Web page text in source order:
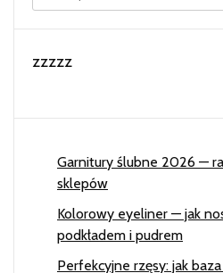
zzzzz
Garnitury ślubne 2026 —
sklepów
Kolorowy eyeliner — jak
podkładem i pudrem
Perfekcyjne rzęsy: jak